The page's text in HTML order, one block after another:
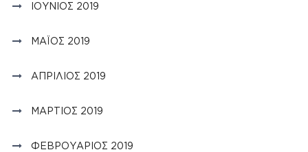
ΙΟΎΝΙΟΣ 2019
ΜΆΙΟΣ 2019
ΑΠΡΊΛΙΟΣ 2019
ΜΆΡΤΙΟΣ 2019
ΦΕΒΡΟΥΆΡΙΟΣ 2019